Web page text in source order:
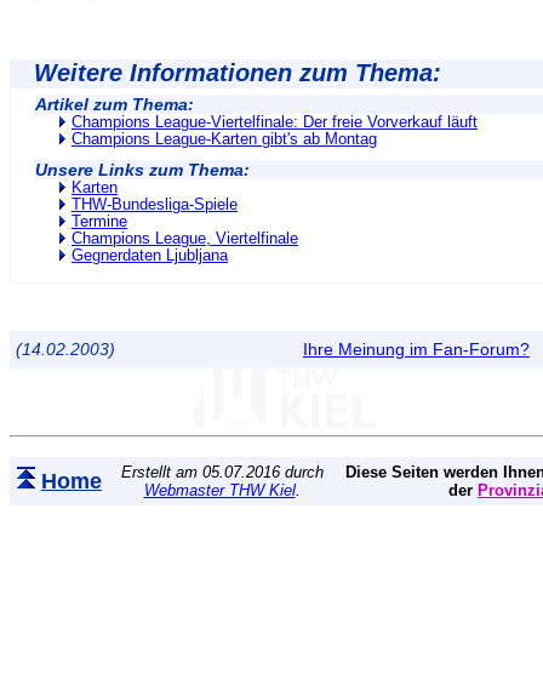
Weitere Informationen zum Thema:
Artikel zum Thema:
Champions League-Viertelfinale: Der freie Vorverkauf läuft
Champions League-Karten gibt's ab Montag
Unsere Links zum Thema:
Karten
THW-Bundesliga-Spiele
Termine
Champions League, Viertelfinale
Gegnerdaten Ljubljana
(14.02.2003) Ihre Meinung im Fan-Forum?
Home
Erstellt am 05.07.2016 durch
Webmaster THW Kiel.
Diese Seiten werden
der